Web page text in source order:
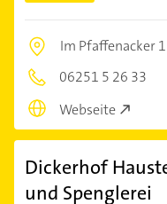
Im Pfaffenacker
06251 5 26 33
Webseite
Dickerhof
und Spenglerei